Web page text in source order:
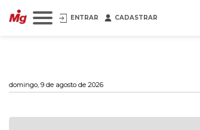
ENTRAR CADASTRAR
domingo, 9 de agosto de 2026